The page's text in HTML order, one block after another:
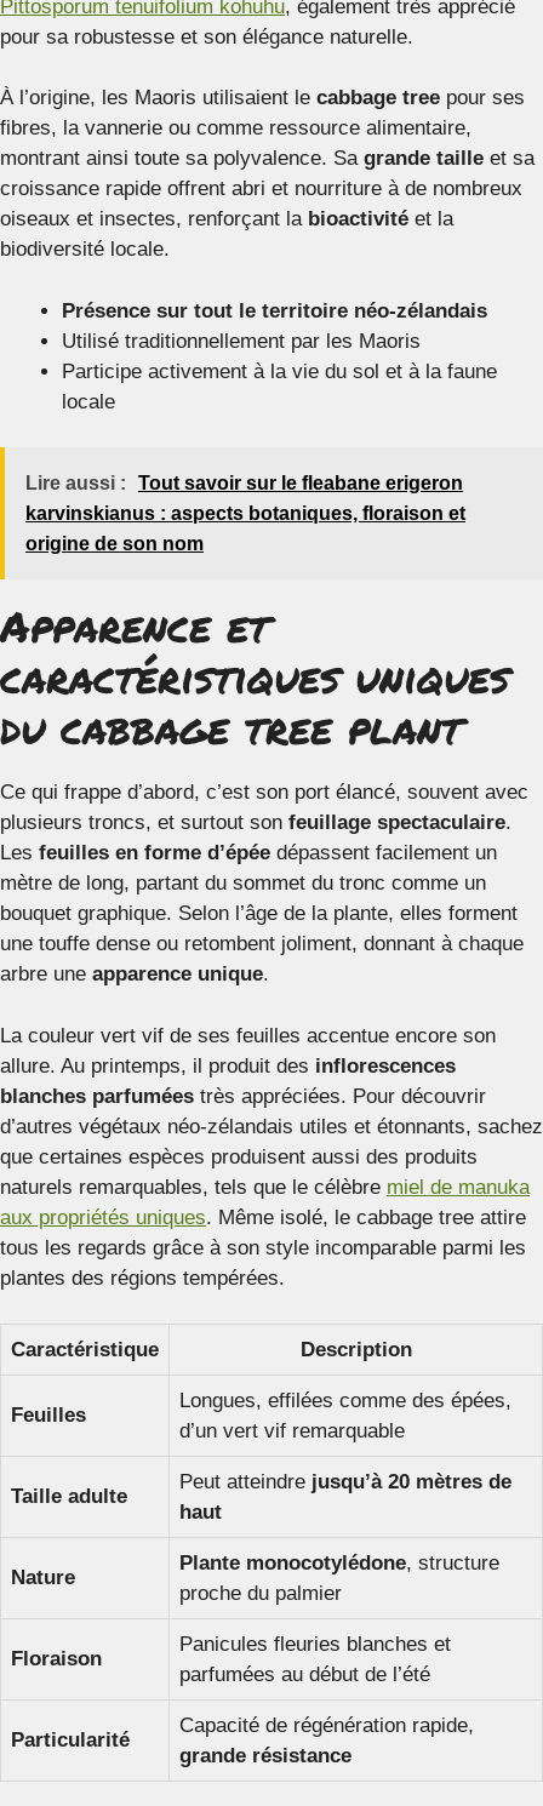
Pittosporum tenuifolium kohuhu, également très apprécié
pour sa robustesse et son élégance naturelle.
À l’origine, les Maoris utilisaient le cabbage tree pour ses
fibres, la vannerie ou comme ressource alimentaire,
montrant ainsi toute sa polyvalence. Sa grande taille et sa
croissance rapide offrent abri et nourriture à de nombreux
oiseaux et insectes, renforçant la bioactivité et la
biodiversité locale.
Présence sur tout le territoire néo-zélandais
Utilisé traditionnellement par les Maoris
Participe activement à la vie du sol et à la faune
locale
Lire aussi :
Tout savoir sur le fleabane erigeron
karvinskianus : aspects botaniques, floraison et
origine de son nom
Apparence et
caractéristiques uniques
du cabbage tree plant
Ce qui frappe d’abord, c’est son port élancé, souvent avec
plusieurs troncs, et surtout son feuillage spectaculaire.
Les feuilles en forme d’épée dépassent facilement un
mètre de long, partant du sommet du tronc comme un
bouquet graphique. Selon l’âge de la plante, elles forment
une touffe dense ou retombent joliment, donnant à chaque
arbre une apparence unique.
La couleur vert vif de ses feuilles accentue encore son
allure. Au printemps, il produit des inflorescences
blanches parfumées très appréciées. Pour découvrir
d’autres végétaux néo-zélandais utiles et étonnants, sachez
que certaines espèces produisent aussi des produits
naturels remarquables, tels que le célèbre miel de manuka
aux propriétés uniques. Même isolé, le cabbage tree attire
tous les regards grâce à son style incomparable parmi les
plantes des régions tempérées.
Caractéristique Description
Feuilles
Longues, effilées comme des épées,
d’un vert vif remarquable
Taille adulte
Peut atteindre jusqu’à 20 mètres de
haut
Nature
Plante monocotylédone, structure
proche du palmier
Floraison
Panicules fleuries blanches et
parfumées au début de l’été
Particularité
Capacité de régénération rapide,
grande résistance